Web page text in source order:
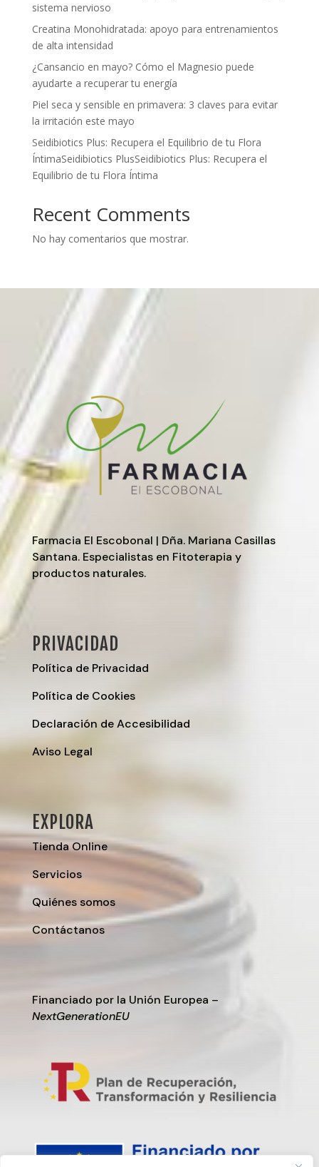
sistema nervioso
Creatina Monohidratada: apoyo para entrenamientos
de alta intensidad
¿Cansancio en mayo? Cómo el Magnesio puede
ayudarte a recuperar tu energía
Piel seca y sensible en primavera: 3 claves para evitar
la irritación este mayo
Seidibiotics Plus: Recupera el Equilibrio de tu Flora
ÍntimaSeidibiotics PlusSeidibiotics Plus: Recupera el
Equilibrio de tu Flora Íntima
Recent Comments
No hay comentarios que mostrar.
Farmacia El Escobonal | Dña. Mariana Casillas
Santana. Especialistas en Fitoterapia y
productos naturales.
PRIVACIDAD
Política de Privacidad
Política de Cookies
Declaración de Accesibilidad
Aviso Legal
EXPLORA
Tienda Online
Servicios
Quiénes somos
Contáctanos
Financiado por la Unión Europea –
NextGenerationEU